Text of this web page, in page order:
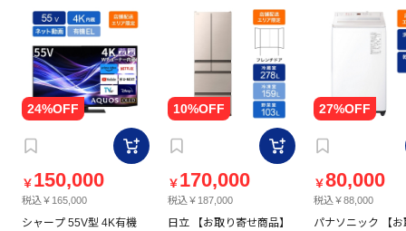
￥ 150,000
税込￥165,000
シャープ 55V型 4K有機
￥ 170,000
税込￥187,000
日立 【お取り寄せ商品】
￥80,000
税込￥88,000
パナソニック 【お